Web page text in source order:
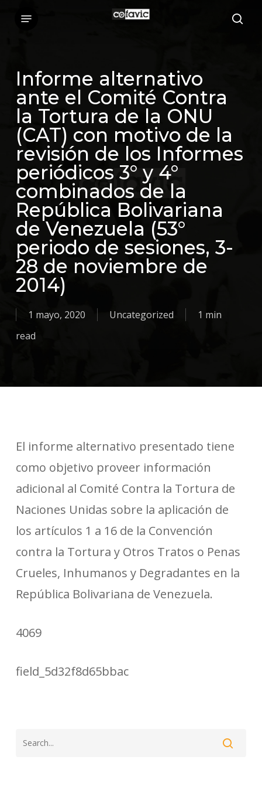
content
Informe alternativo
ante el Comité Contra
la Tortura de la ONU
(CAT) con motivo de la
revisión de los Informes
periódicos 3° y 4°
combinados de la
República Bolivariana
de Venezuela (53°
periodo de sesiones, 3-
28 de noviembre de
2014)
1 mayo, 2020 Uncategorized
1 min
read
El informe alternativo presentado tiene
como objetivo proveer información
adicional al Comité Contra la Tortura de
Naciones Unidas sobre la aplicación de
los artículos 1 a 16 de la Convención
contra la Tortura y Otros Tratos o Penas
Crueles, Inhumanos y Degradantes en la
República Bolivariana de Venezuela.
4069
field_5d32f8d65bbac